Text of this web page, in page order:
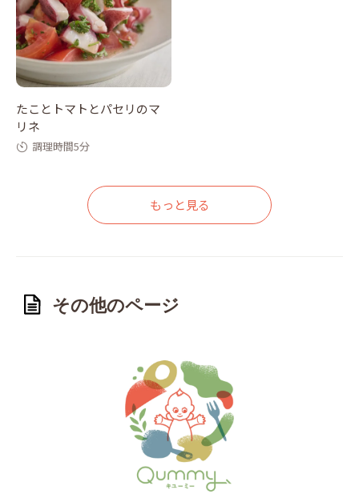
たことトマトとパセリのマ
リネ
調理時間5分
もっと見る
その他のページ